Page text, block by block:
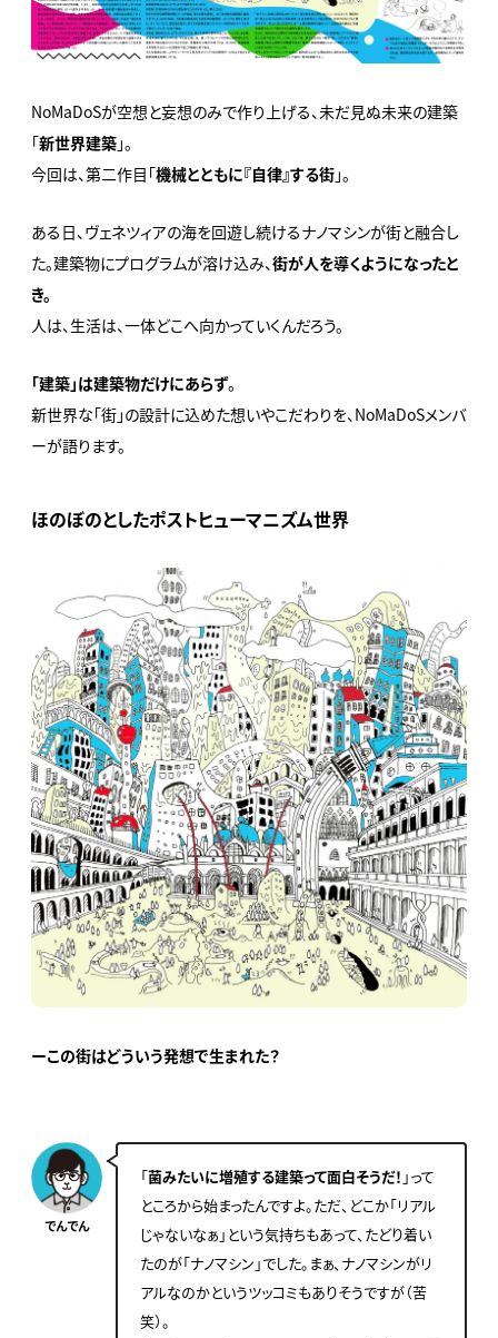
NoMaDoSが空想と妄想のみで作り上げる、未だ見ぬ未来の建築
「新世界建築」。
今回は、第二作目「機械とともに『自律』する街」。
ある日、ヴェネツィアの海を回遊し続けるナノマシンが街と融合し
た。建築物にプログラムが溶け込み、街が人を導くようになったと
き。
人は、生活は、一体どこへ向かっていくんだろう。
「建築」は建築物だけにあらず。
新世界な「街」の設計に込めた想いやこだわりを、NoMaDoSメンバ
ーが語ります。
ほのぼのとしたポストヒューマニズム世界
ーこの街はどういう発想で生まれた？
でんでん
「菌みたいに増殖する建築って面白そうだ！ 」って
ところから始まったんですよ。ただ、どこか「リアル
じゃないなぁ」という気持ちもあって、たどり着い
たのが「ナノマシン」でした。まぁ、ナノマシンがリ
アルなのかというツッコミもありそうですが（苦
笑）。